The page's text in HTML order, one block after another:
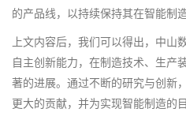
的产品线，以持续保持其在智能制
上文内容后，我们可以得出，中山
自主创新能力，在制造技术、生产
著的进展。通过不断的研究与创新
更大的贡献，并为实现智能制造的